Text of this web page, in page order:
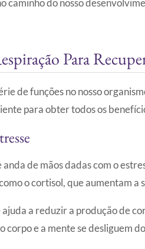
caminho do nosso
Para
de funções no nosso
para obter todos os
de mãos dadas com o
o cortisol, que aumentam a
a reduzir a produção de
corpo e a mente se desliguem